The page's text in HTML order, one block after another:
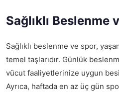
Sağlıklı Beslenme
Sağlıklı beslenme ve spor,
temel taşlarıdır. Günlük
vücut faaliyetlerinize uygun
Ayrıca, haftada en az üç gün